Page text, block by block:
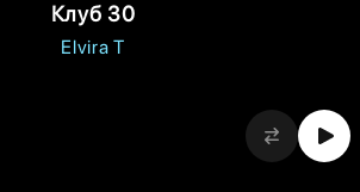
Клуб 30
Elvira T